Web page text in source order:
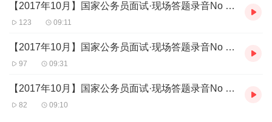
【2017年10月】国家公务员面试·现场答题录音No (70)
123 09:11
【2017年10月】国家公务员面试·现场答题录音No (69)
97 09:31
【2017年10月】国家公务员面试·现场答题录音No (68)
82 09:10